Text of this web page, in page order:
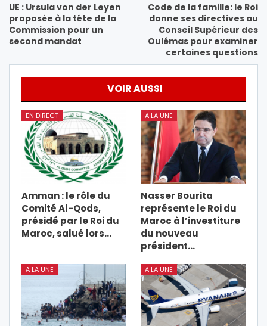
UE : Ursula von der Leyen
proposée à la tête de la
Commission pour un
second mandat
Code de la famille: le Roi
donne ses directives au
Conseil Supérieur des
Oulémas pour examiner
certaines questions
VOIR AUSSI
EN DIRECT
Amman : le rôle du
Comité Al-Qods,
présidé par le Roi du
Maroc, salué lors…
A LA UNE
Nasser Bourita
représente le Roi du
Maroc à l’investiture
du nouveau
président…
A LA UNE A LA UNE